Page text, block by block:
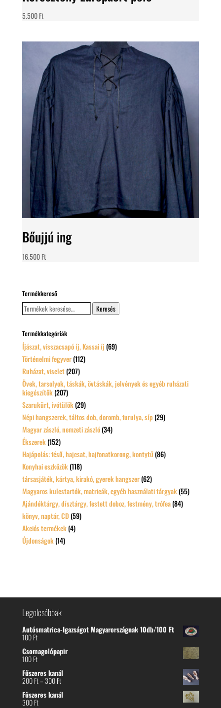
5.500Ft
Bőujjú ing
16.500Ft
Termékkereső
Keresés
a
Keresés
Termékkategóriák
Íjászat, visszacsapó íj, Kassai íj (69)
Történelmi fegyver (112)
Ruházat, viselet (207)
Övek, tarsolyok, táskák, övtáskák, jelvények és egyéb ruházati
kiegészítők (207)
Szarukürt, ivótülök (29)
Népi hangszerek, táltos dob, doromb, furulya, síp (29)
Magyar zászló, nemzeti zászló (34)
Ékszerek (152)
Hajápolás: fésű, hajcsat, hajfonatkorong, kontytű (86)
Konyhai eszközök (118)
társasjáték, kártya, kirakó, gyerek hangszer (62)
Magyaros kulcstartók, matricák, egyéb használati tárgyak (55)
Ajándéktárgy, dísztárgy, festett doboz, festmény, trófea (84)
könyv, naptár, CD (59)
Akciós termékek (4)
Újdonságok (14)
Legolcsóbbak
Autósmatrica-Igazságot Magyarországnak 10db/100 Ft
100Ft
Csomagolópapir
100Ft
Fűszeres kanál
200Ft–300FtÁrtartomány:
-
Fűszeres kanál
300Ft